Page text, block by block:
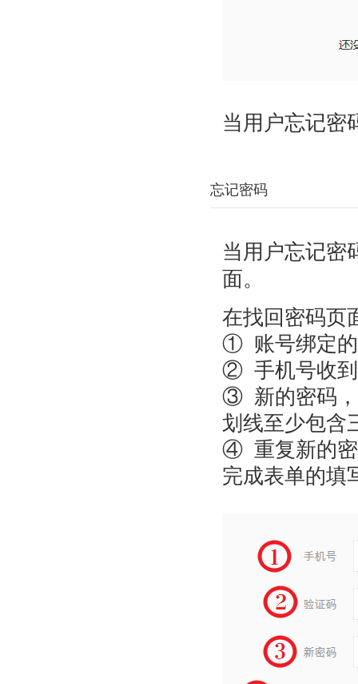
当用户忘记密
忘记密码
当用户忘记密
面。
在找回密码页
① 账号绑定
② 手机号收
③ 新的密码，
划线至少包含
④ 重复新的
完成表单的填